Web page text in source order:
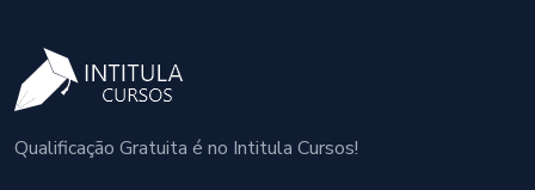
Qualificação Gratuita é no Intitula Cursos!